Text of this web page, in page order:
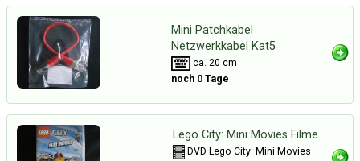
Mini Patchkabel
Netzwerkkabel Kat5
ca. 20 cm
noch 0 Tage
Lego City: Mini Movies Filme
DVD Lego City: Mini Movies